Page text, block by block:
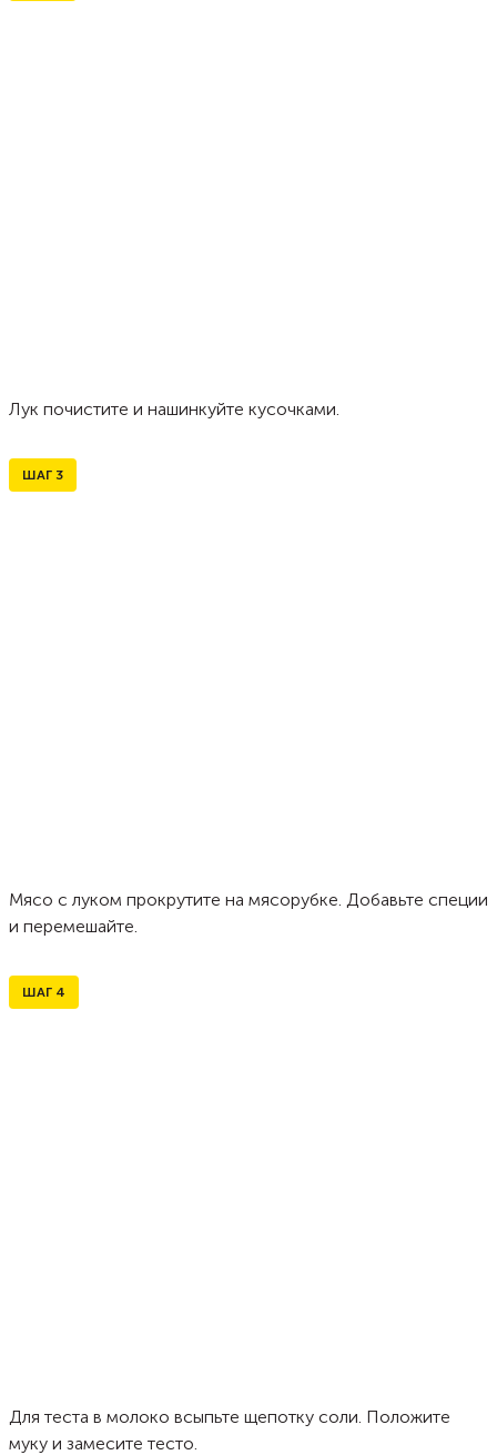
Лук почистите и нашинкуйте кусочками.
ШАГ 3
Мясо с луком прокрутите на мясорубке. Добавьте специи
и перемешайте.
ШАГ 4
Для теста в молоко всыпьте щепотку соли. Положите
муку и замесите тесто.